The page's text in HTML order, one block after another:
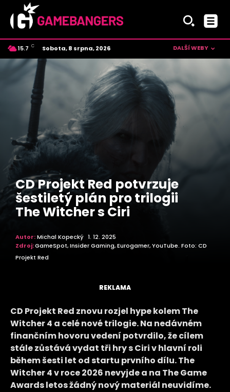
15.7 C Czech
Sobota, 8 srpna, 2026 DALŠÍ WEBY
CD Projekt Red potvrzuje
šestiletý plán pro trilogii
The Witcher s Ciri
Autor:Michal Kopecký 1. 12. 2025
Zdroj:GameSpot, Insider Gaming, Eurogamer, YouTube. Foto: CD
Projekt Red
REKLAMA
CD Projekt Red znovu rozjel hype kolem The
Witcher 4 a celé nové trilogie. Na nedávném
finančním hovoru vedení potvrdilo, že cílem
stále zůstává vydat tři hry s Ciri v hlavní roli
během šesti let od startu prvního dílu. The
Witcher 4 v roce 2026 nevyjde a na The Game
Awards letos žádný nový materiál neuvidíme.